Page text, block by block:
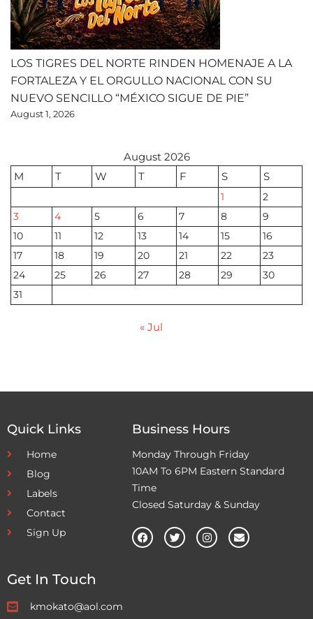
LOS TIGRES DEL NORTE RINDEN HOMENAJE A LA
FORTALEZA Y EL ORGULLO NACIONAL CON SU
NUEVO SENCILLO “MÉXICO SIGUE DE PIE”
August 1, 2026
August 2026
M
T W T F S S
1
2
3
4 5 6 7 8
9
10
11 12 13 14 15
16
17
18 19 20 21 22
23
24
25 26 27 28 29
30
31
« Jul
Quick Links
Home
Blog
Labels
Contact
Sign Up
Business Hours
Monday Through Friday
10AM To 6PM Eastern Standard
Time
Closed Saturday & Sunday
Get In Touch
kmokato@aol.com